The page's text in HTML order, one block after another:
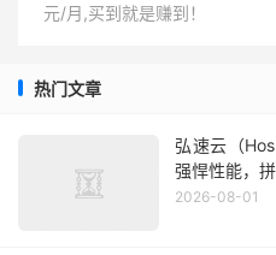
元/月,买到就是赚到！
热门文章
弘速云（
强悍性能，拼
2026-08-01